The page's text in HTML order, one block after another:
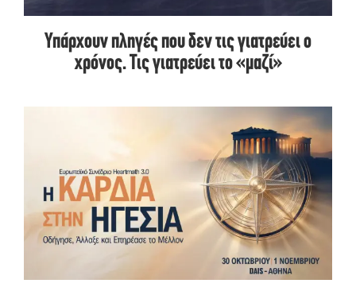
Υπάρχουν πληγές που δεν τις γιατρεύει ο
χρόνος. Τις γιατρεύει το «μαζί»